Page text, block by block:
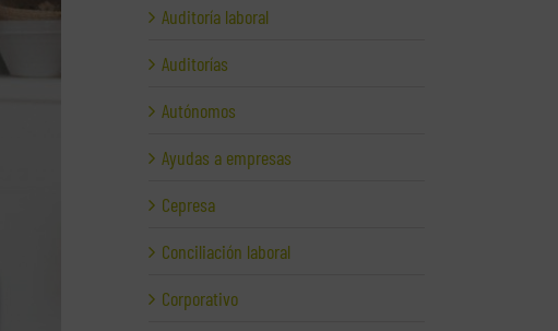
Auditoría laboral
Auditorías
Autónomos
Ayudas a empresas
Cepresa
Conciliación laboral
Corporativo